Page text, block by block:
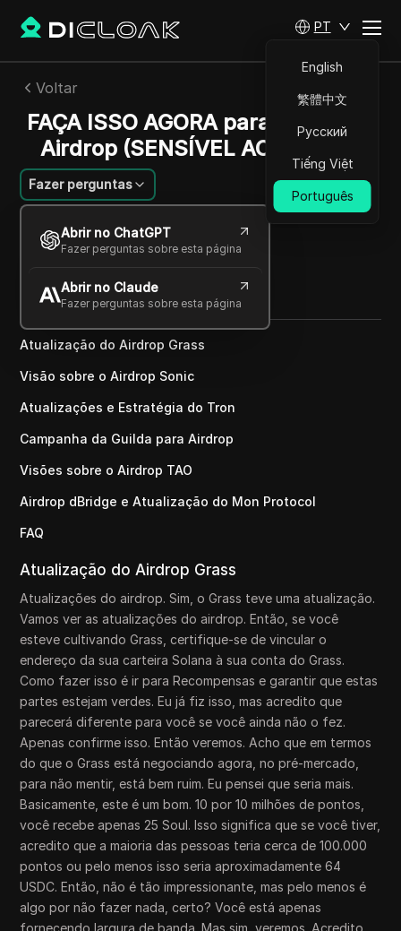
PT
English
繁體中文
Русский
Tiếng Việt
Português
Voltar
FAÇA ISSO AGORA para receber o
Airdrop (SENSÍVEL AO TEMPO)
Fazer perguntas
Abrir no ChatGPT
Fazer perguntas sobre esta página
Abrir no Claude
Fazer perguntas sobre esta página
Mariana Santos
04 dez 2024 5
min de leitura
Copy Link
Atualização do Airdrop Grass
Visão sobre o Airdrop Sonic
Atualizações e Estratégia do Tron
Campanha da Guilda para Airdrop
Visões sobre o Airdrop TAO
Airdrop dBridge e Atualização do Mon Protocol
FAQ
Atualização do Airdrop Grass
Atualizações do airdrop. Sim, o Grass teve uma atualização.
Vamos ver as atualizações do airdrop. Então, se você
esteve cultivando Grass, certifique-se de vincular o
endereço da sua carteira Solana à sua conta do Grass.
Como fazer isso é ir para Recompensas e garantir que estas
partes estejam verdes. Eu já fiz isso, mas acredito que
parecerá diferente para você se você ainda não o fez.
Apenas confirme isso. Então veremos. Acho que em termos
do que o Grass está negociando agora, no pré-mercado,
para não mentir, está bem ruim. Eu pensei que seria mais.
Basicamente, este é um bom. 10 por 10 milhões de pontos,
você recebe apenas 25 Soul. Isso significa que se você tiver,
acredito que a maioria das pessoas teria cerca de 100.000
pontos ou pelo menos isso seria aproximadamente 64
USDC. Então, não é tão impressionante, mas pelo menos é
algo por não fazer nada, certo? Você está apenas
fornecendo largura de banda. Mas sim, veremos. Acredito